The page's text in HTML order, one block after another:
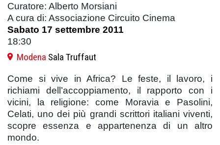
Curatore: Alberto Morsiani
A cura di: Associazione Circuito Cinema
Sabato 17 settembre 2011
18:30
Modena Sala Truffaut
Come si vive in Africa? Le feste, il lavoro, i
richiami dell’accoppiamento, il rapporto con i
vicini, la religione: come Moravia e Pasolini,
Celati, uno dei più grandi scrittori italiani viventi,
scopre essenza e appartenenza di un altro
mondo.